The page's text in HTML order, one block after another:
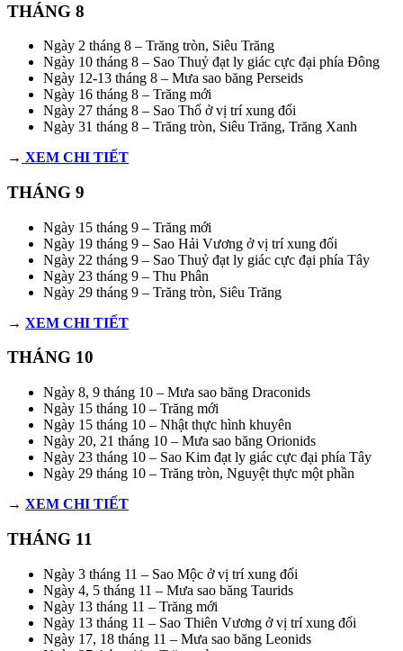
THÁNG 8
Ngày 2 tháng 8 – Trăng tròn, Siêu Trăng
Ngày 10 tháng 8 – Sao Thuỷ đạt ly giác cực đại phía Đông
Ngày 12-13 tháng 8 – Mưa sao băng Perseids
Ngày 16 tháng 8 – Trăng mới
Ngày 27 tháng 8 – Sao Thổ ở vị trí xung đối
Ngày 31 tháng 8 – Trăng tròn, Siêu Trăng, Trăng Xanh
→ XEM CHI TIẾT
THÁNG 9
Ngày 15 tháng 9 – Trăng mới
Ngày 19 tháng 9 – Sao Hải Vương ở vị trí xung đối
Ngày 22 tháng 9 – Sao Thuỷ đạt ly giác cực đại phía Tây
Ngày 23 tháng 9 – Thu Phân
Ngày 29 tháng 9 – Trăng tròn, Siêu Trăng
→ XEM CHI TIẾT
THÁNG 10
Ngày 8, 9 tháng 10 – Mưa sao băng Draconids
Ngày 15 tháng 10 – Trăng mới
Ngày 15 tháng 10 – Nhật thực hình khuyên
Ngày 20, 21 tháng 10 – Mưa sao băng Orionids
Ngày 23 tháng 10 – Sao Kim đạt ly giác cực đại phía Tây
Ngày 29 tháng 10 – Trăng tròn, Nguyệt thực một phần
→ XEM CHI TIẾT
THÁNG 11
Ngày 3 tháng 11 – Sao Mộc ở vị trí xung đối
Ngày 4, 5 tháng 11 – Mưa sao băng Taurids
Ngày 13 tháng 11 – Trăng mới
Ngày 13 tháng 11 – Sao Thiên Vương ở vị trí xung đối
Ngày 17, 18 tháng 11 – Mưa sao băng Leonids